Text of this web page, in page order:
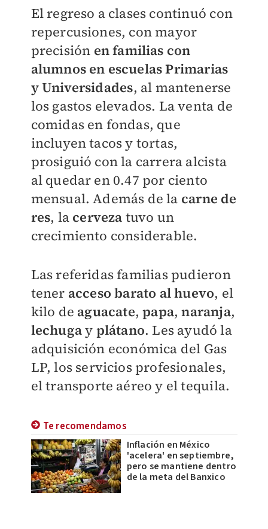
El regreso a clases continuó con
repercusiones, con mayor
precisión en familias con
alumnos en escuelas Primarias
y Universidades, al mantenerse
los gastos elevados. La venta de
comidas en fondas, que
incluyen tacos y tortas,
prosiguió con la carrera alcista
al quedar en 0.47 por ciento
mensual. Además de la carne de
res, la cerveza tuvo un
crecimiento considerable.
Las referidas familias pudieron
tener acceso barato al huevo, el
kilo de aguacate,papa,naranja,
lechugay plátano. Les ayudó la
adquisición económica del Gas
LP, los servicios profesionales,
el transporte aéreo y el tequila.
Te recomendamos
Inflación en México
'acelera' en septiembre,
pero se mantiene dentro
de la meta del Banxico